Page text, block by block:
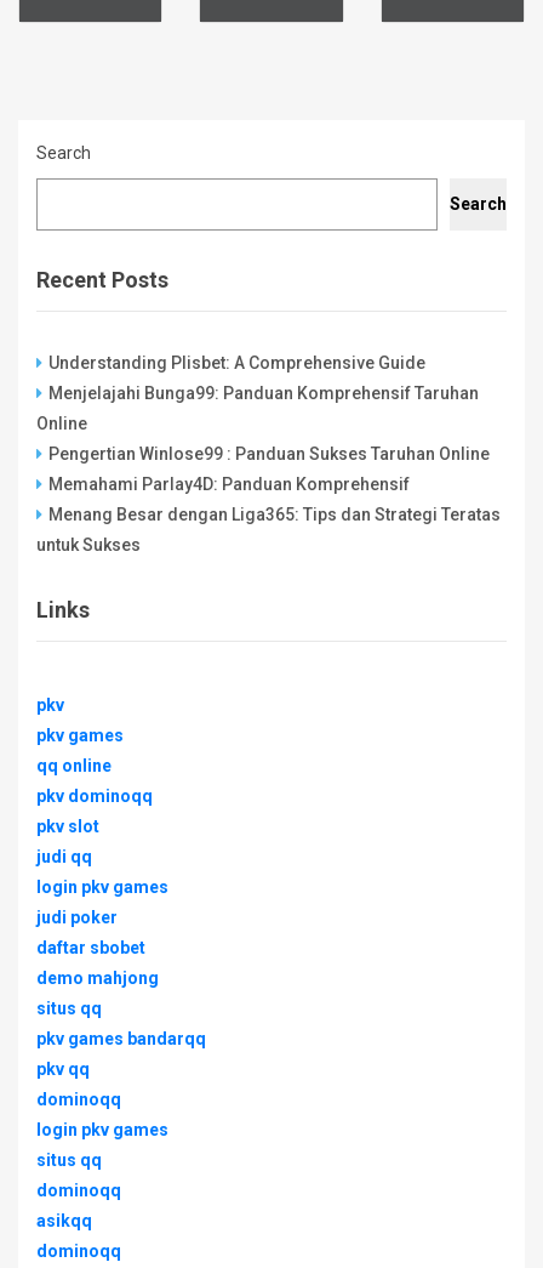
Search
Search
Recent Posts
Understanding Plisbet: A Comprehensive Guide
Menjelajahi Bunga99: Panduan Komprehensif Taruhan
Online
Pengertian Winlose99 : Panduan Sukses Taruhan Online
Memahami Parlay4D: Panduan Komprehensif
Menang Besar dengan Liga365: Tips dan Strategi Teratas
untuk Sukses
Links
pkv
pkv games
qq online
pkv dominoqq
pkv slot
judi qq
login pkv games
judi poker
daftar sbobet
demo mahjong
situs qq
pkv games bandarqq
pkv qq
dominoqq
login pkv games
situs qq
dominoqq
asikqq
dominoqq